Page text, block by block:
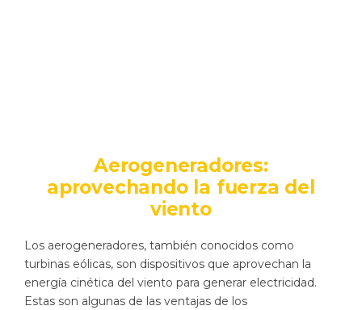
Aerogeneradores:
aprovechando la fuerza del
viento
Los aerogeneradores, también conocidos como
turbinas eólicas, son dispositivos que aprovechan la
energía cinética del viento para generar electricidad.
Estas son algunas de las ventajas de los